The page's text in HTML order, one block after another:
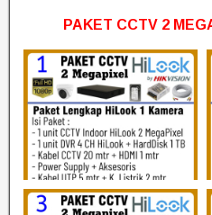
PAKET CCTV 2